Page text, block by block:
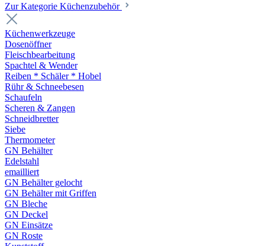
Zur Kategorie Küchenzubehör
Küchenwerkzeuge
Dosenöffner
Fleischbearbeitung
Spachtel & Wender
Reiben * Schäler * Hobel
Rühr & Schneebesen
Schaufeln
Scheren & Zangen
Schneidbretter
Siebe
Thermometer
GN Behälter
Edelstahl
emailliert
GN Behälter gelocht
GN Behälter mit Griffen
GN Bleche
GN Deckel
GN Einsätze
GN Roste